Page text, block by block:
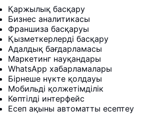
Қаржылық басқару
Бизнес аналитикасы
Франшиза басқаруы
Қызметкерлерді басқару
Адалдық бағдарламасы
Маркетинг науқандары
WhatsApp хабарламалары
Бірнеше нүкте қолдауы
Мобильді қолжетімділік
Көптілді интерфейс
Есеп ақыны автоматты есептеу